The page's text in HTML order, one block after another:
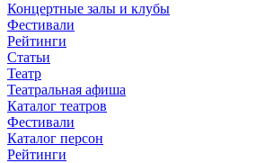
Концертные залы и клубы
Фестивали
Рейтинги
Статьи
Театр
Театральная афиша
Каталог театров
Фестивали
Каталог персон
Рейтинги